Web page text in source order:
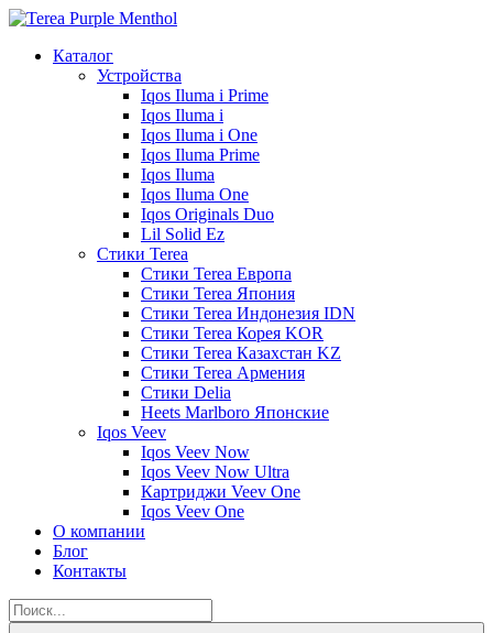
Каталог
Устройства
Iqos Iluma i Prime
Iqos Iluma i
Iqos Iluma i One
Iqos Iluma Prime
Iqos Iluma
Iqos Iluma One
Iqos Originals Duo
Lil Solid Ez
Стики Terea
Cтики Terea Европа
Стики Terea Япония
Стики Terea Индонезия IDN
Стики Terea Корея KOR
Стики Terea Казахстан KZ
Стики Terea Армения
Стики Delia
Heets Marlboro Японские
Iqos Veev
Iqos Veev Now
Iqos Veev Now Ultra
Картриджи Veev One
Iqos Veev One
О компании
Блог
Контакты
Искать: